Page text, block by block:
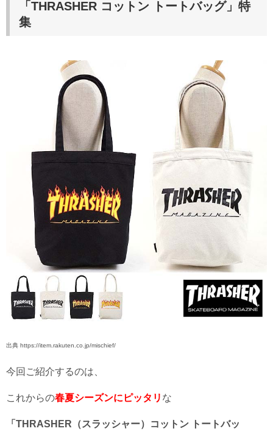
「THRASHER コットン トートバッグ」特
集
出典 https://item.rakuten.co.jp/mischief/
今回ご紹介するのは、
これからの春夏シーズンにピッタリ な
「THRASHER（スラッシャー）コットン トートバッ